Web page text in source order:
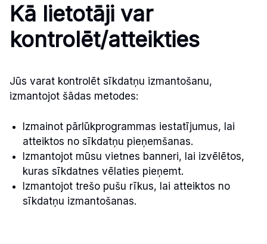
Kā lietotāji var
kontrolēt/atteikties
Jūs varat kontrolēt sīkdatņu izmantošanu,
izmantojot šādas metodes:
Izmainot pārlūkprogrammas iestatījumus, lai
atteiktos no sīkdatņu pieņemšanas.
Izmantojot mūsu vietnes banneri, lai izvēlētos,
kuras sīkdatnes vēlaties pieņemt.
Izmantojot trešo pušu rīkus, lai atteiktos no
sīkdatņu izmantošanas.